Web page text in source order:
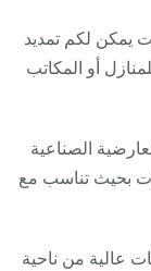
يمكن لكم تمديد
أو المكاتب
الصناعية
بحيث تناسب مع
عالية من ناحية